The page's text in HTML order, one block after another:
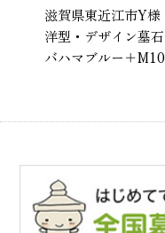
滋賀県東近江市Y様
洋型・デザイン墓石
バハマブルー＋M10